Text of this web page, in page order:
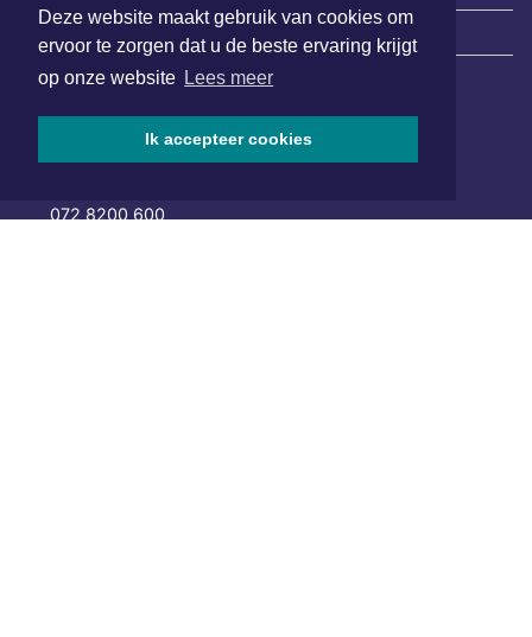
Deze website maakt gebruik van cookies om
ervoor te zorgen dat u de beste ervaring krijgt
op onze website Lees meer
Ik accepteer cookies
Nieuws | Sport | Evenementen
Hoofdvestiging:
van Benthuizenlaan 1
072 8200 600